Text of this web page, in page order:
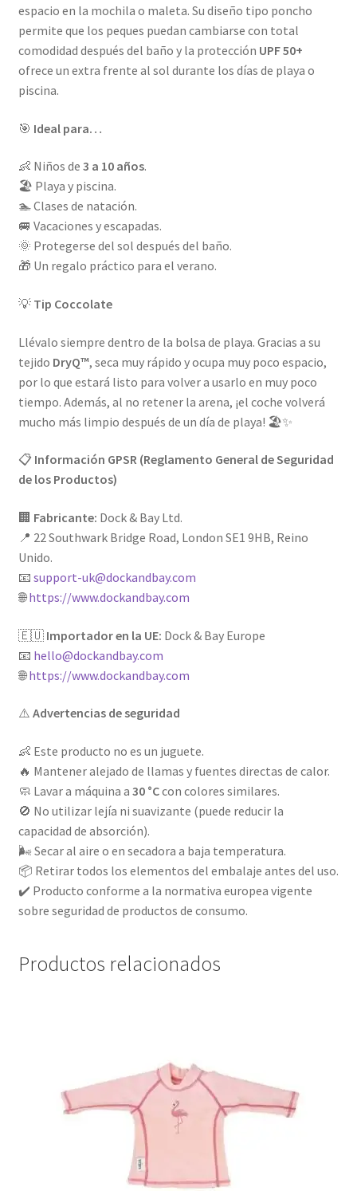
espacio en la mochila o maleta. Su diseño tipo poncho
permite que los peques puedan cambiarse con total
comodidad después del baño y la protección UPF 50+
ofrece un extra frente al sol durante los días de playa o
piscina.
🎯 Ideal para…
👶 Niños de 3 a 10 años.
🏖️ Playa y piscina.
🏊 Clases de natación.
🚐 Vacaciones y escapadas.
🌞 Protegerse del sol después del baño.
🎁 Un regalo práctico para el verano.
💡 Tip Coccolate
Llévalo siempre dentro de la bolsa de playa. Gracias a su
tejido DryQ™, seca muy rápido y ocupa muy poco espacio,
por lo que estará listo para volver a usarlo en muy poco
tiempo. Además, al no retener la arena, ¡el coche volverá
mucho más limpio después de un día de playa! 🏖️✨
📋 Información GPSR (Reglamento General de Seguridad
de los Productos)
🏢 Fabricante: Dock & Bay Ltd.
📍 22 Southwark Bridge Road, London SE1 9HB, Reino
Unido.
📧 support-uk@dockandbay.com
🌐https://www.dockandbay.com
🇪🇺 Importador en la UE: Dock & Bay Europe
📧 hello@dockandbay.com
🌐https://www.dockandbay.com
⚠️ Advertencias de seguridad
👶 Este producto no es un juguete.
🔥 Mantener alejado de llamas y fuentes directas de calor.
🧼 Lavar a máquina a 30 °Ccon colores similares.
🚫 No utilizar lejía ni suavizante (puede reducir la
capacidad de absorción).
🌬️ Secar al aire o en secadora a baja temperatura.
📦 Retirar todos los elementos del embalaje antes del uso.
✔️ Producto conforme a la normativa europea vigente
sobre seguridad de productos de consumo.
Productos relacionados